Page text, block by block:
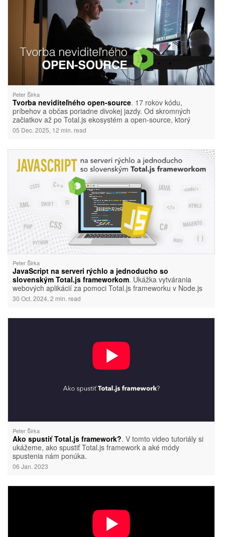
Peter Širka
Tvorba neviditeľného open-source. 17 rokov kódu,
príbehov a občas poriadne divokej jazdy. Od skromných
začiatkov až po Total.js ekosystém a open-source, ktorý
používajú ľudia po celom svete.
05 Dec. 2025, 12 min. read
Peter Širka
JavaScript na serveri rýchlo a jednoducho so
slovenským Total.js frameworkom. Ukážka vytvárania
webových aplikácií za pomoci Total.js frameworku v Node.js
platforme.
30 Oct. 2024, 2 min. read
Peter Širka
Ako spustiť Total.js framework?. V tomto video tutoriály si
ukážeme, ako spustiť Total.js framework a aké módy
spustenia nám ponúka.
06 Jan. 2023